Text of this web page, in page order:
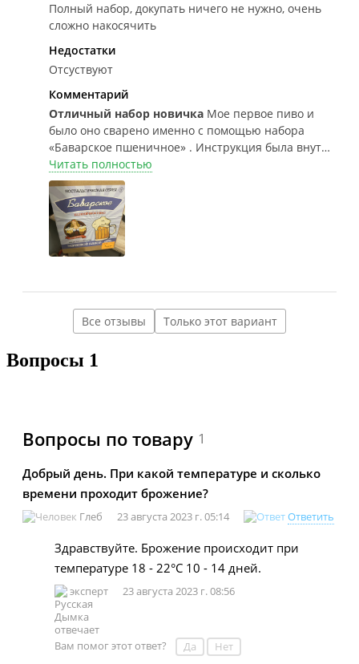
Полный набор, докупать ничего не нужно, очень
сложно накосячить
Недостатки
Отсуствуют
Комментарий
Отличный набор новичка Мое первое пиво и
было оно сварено именно с помощью набора
«Баварское пшеничное» . Инструкция была внутри
со всеми паузами, закладкой хмеля. Остался
доволен и рад) пиво лучше,чем любое магазинное.
Читать полностью
Все отзывы Только этот вариант
Вопросы 1
Вопросы по товару 1
Добрый день. При какой температуре и сколько
времени проходит брожение?
Глеб 23 августа 2023 г. 05:14 Ответить
Здравствуйте. Брожение происходит при
температуре 18 - 22°С 10 - 14 дней.
эксперт 23 августа 2023 г. 08:56
Вам помог этот ответ? Да Нет